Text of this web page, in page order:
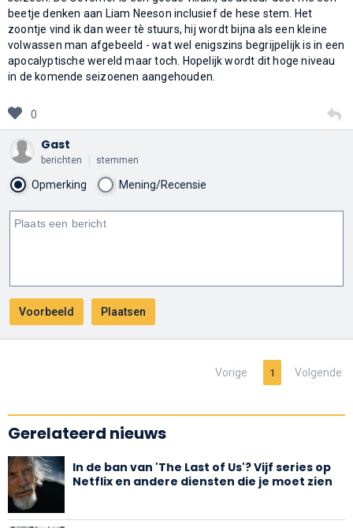
beetje denken aan Liam Neeson inclusief de hese stem. Het
zoontje vind ik dan weer tè stuurs, hij wordt bijna als een kleine
volwassen man afgebeeld - wat wel enigszins begrijpelijk is in een
apocalyptische wereld maar toch. Hopelijk wordt dit hoge niveau
in de komende seizoenen aangehouden.
0
Gast
berichten stemmen
Opmerking Mening/Recensie
Vorige 1 Volgende
Gerelateerd nieuws
In de ban van 'The Last of Us'? Vijf series op
Netflix en andere diensten die je moet zien